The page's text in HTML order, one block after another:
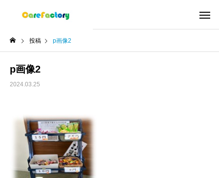
投稿 p画像2
p画像2
2024.03.25